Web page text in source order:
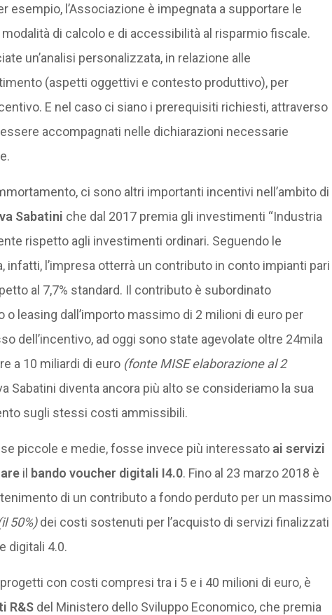
esempio, l’Associazione è impegnata a supportare le
di calcolo e di accessibilità al risparmio fiscale.
un’analisi personalizzata, in relazione alle
(aspetti oggettivi e contesto produttivo), per
E nel caso ci siano i prerequisiti richiesti, attraverso
accompagnati nelle dichiarazioni necessarie
ci sono altri importanti incentivi nell’ambito di
Sabatini che dal 2017 premia gli investimenti “Industria
rispetto agli investimenti ordinari. Seguendo le
infatti, l’impresa otterrà un contributo in conto impianti pari
al 7,7% standard. Il contributo è subordinato
o leasing dall’importo massimo di 2 milioni di euro per
dell’incentivo, ad oggi sono state agevolate oltre 24mila
a 10 miliardi di euro (fonte MISE elaborazione al 2
Sabatini diventa ancora più alto se consideriamo la sua
sugli stessi costi ammissibili.
piccole e medie, fosse invece più interessato ai servizi
il bando voucher digitali I4.0. Fino al 23 marzo 2018 è
di un contributo a fondo perduto per un massimo
50%)dei costi sostenuti per l’acquisto di servizi finalizzati
digitali 4.0.
con costi compresi tra i 5 e i 40 milioni di euro, è
R&S del Ministero dello Sviluppo Economico, che premia